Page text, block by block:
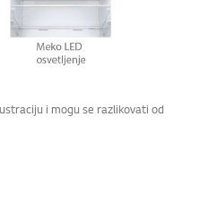
i mogu se razlikovati od